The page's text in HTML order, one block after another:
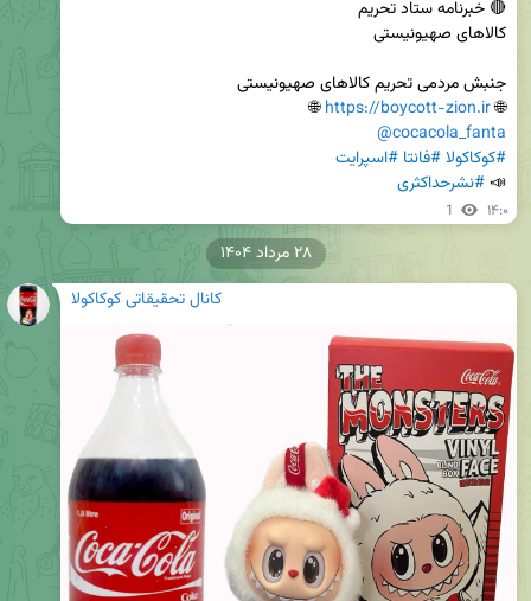
🌐
https://boycott-zion.ir
🌐
@cocacola_fanta
#کوکاکولا#فانتا #اسپرایت
📣 #نشرحداکثری
1 ۱۴:۰
کانال تحقیقاتی کوکاکولا
۲۸ مرداد ۱۴۰۴